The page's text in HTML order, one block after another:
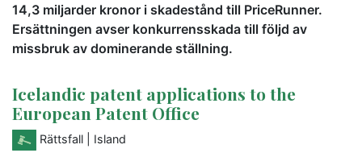
14,3 miljarder kronor i skadestånd till PriceRunner.
Ersättningen avser konkurrensskada till följd av
missbruk av dominerande ställning.
Icelandic patent applications to the
European Patent Office
Rättsfall | Island